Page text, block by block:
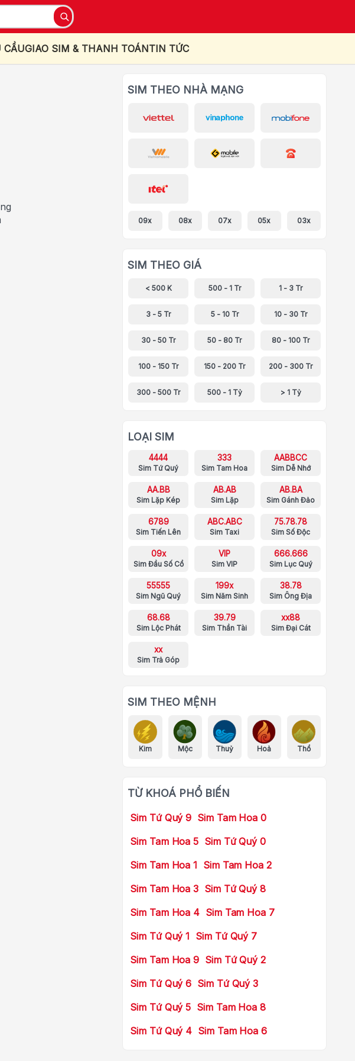
CẦUGIAO SIM & THANH TOÁNTIN TỨC
SIM THEO NHÀ MẠNG
09x 08x 07x 05x 03x
SIM THEO GIÁ
< 500 K 500 - 1 Tr 1 - 3 Tr
3 - 5 Tr 5 - 10 Tr 10 - 30 Tr
30 - 50 Tr 50 - 80 Tr 80 - 100 Tr
100 - 150 Tr 150 - 200 Tr 200 - 300 Tr
300 - 500 Tr 500 - 1 Tỷ > 1 Tỷ
LOẠI SIM
4444
Sim Tứ Quý
333
Sim Tam Hoa
AABBCC
Sim Dễ Nhớ
AA.BB
Sim Lặp Kép
AB.AB
Sim Lặp
AB.BA
Sim Gánh Đảo
6789
Sim Tiến Lên
ABC.ABC
Sim Taxi
75.78.78
Sim Số Độc
09x
Sim Đầu Số Cổ
VIP
Sim VIP
666.666
Sim Lục Quý
55555
Sim Ngũ Quý
199x
Sim Năm Sinh
38.78
Sim Ông Địa
68.68
Sim Lộc Phát
39.79
Sim Thần Tài
xx88
Sim Đại Cát
xx
Sim Trả Góp
SIM THEO MỆNH
Kim Mộc Thuỷ Hoả Thổ
TỪ KHOÁ PHỔ BIẾN
Sim Tứ Quý 9 Sim Tam Hoa 0
Sim Tam Hoa 5 Sim Tứ Quý 0
Sim Tam Hoa 1 Sim Tam Hoa 2
Sim Tam Hoa 3 Sim Tứ Quý 8
Sim Tam Hoa 4 Sim Tam Hoa 7
Sim Tứ Quý 1 Sim Tứ Quý 7
Sim Tam Hoa 9 Sim Tứ Quý 2
Sim Tứ Quý 6 Sim Tứ Quý 3
Sim Tứ Quý 5 Sim Tam Hoa 8
Sim Tứ Quý 4 Sim Tam Hoa 6